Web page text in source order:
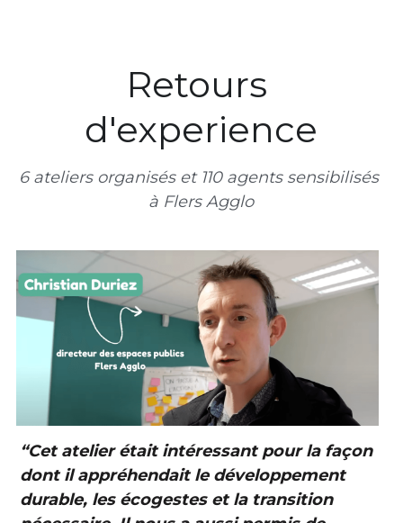
Retours
d'experience
6 ateliers organisés et 110 agents sensibilisés
à Flers Agglo
“Cet atelier était intéressant pour la façon
dont il appréhendait le développement
durable, les écogestes et la transition